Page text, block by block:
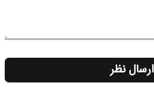
ارسال نظر